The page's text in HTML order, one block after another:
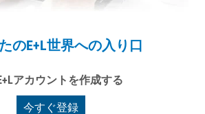
のE+L世界への入り口
アカウントを作成する
今すぐ登録